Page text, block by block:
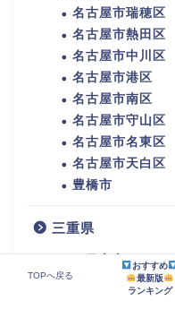
名古屋市瑞穂区
名古屋市熱田区
名古屋市中川区
名古屋市港区
名古屋市南区
名古屋市守山区
名古屋市名東区
名古屋市天白区
豊橋市
三重県
四日市市
TOPへ戻る
おすすめ
最新版
ランキング